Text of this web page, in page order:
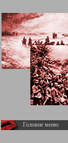
Головне меню